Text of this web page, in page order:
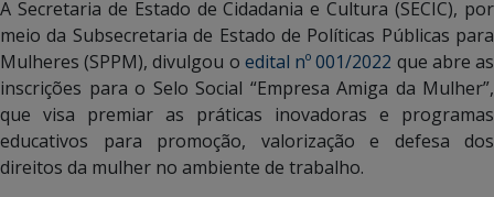
A Secretaria de Estado de Cidadania e Cultura (SECIC), por
meio da Subsecretaria de Estado de Políticas Públicas para
Mulheres (SPPM), divulgou o edital nº 001/2022 que abre as
inscrições para o Selo Social “Empresa Amiga da Mulher”,
que visa premiar as práticas inovadoras e programas
educativos para promoção, valorização e defesa dos
direitos da mulher no ambiente de trabalho.